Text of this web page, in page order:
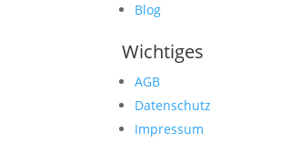
Blog
Wichtiges
AGB
Datenschutz
Impressum